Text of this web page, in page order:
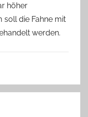
höher
soll die Fahne mit
werden.